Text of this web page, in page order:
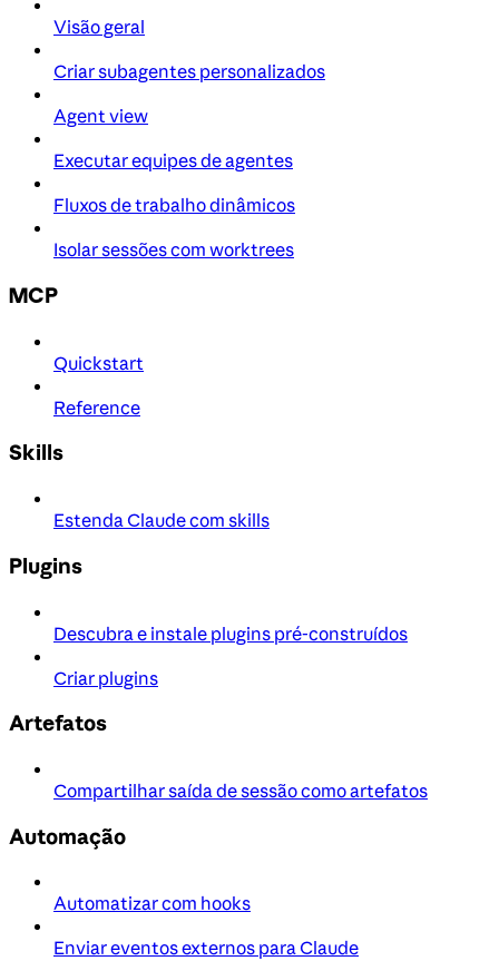
Visão geral
Criar subagentes personalizados
Agent view
Executar equipes de agentes
Fluxos de trabalho dinâmicos
Isolar sessões com worktrees
MCP
Quickstart
Reference
Skills
Estenda Claude com skills
Plugins
Descubra e instale plugins pré-construídos
Criar plugins
Artefatos
Compartilhar saída de sessão como artefatos
Automação
Automatizar com hooks
Enviar eventos externos para Claude